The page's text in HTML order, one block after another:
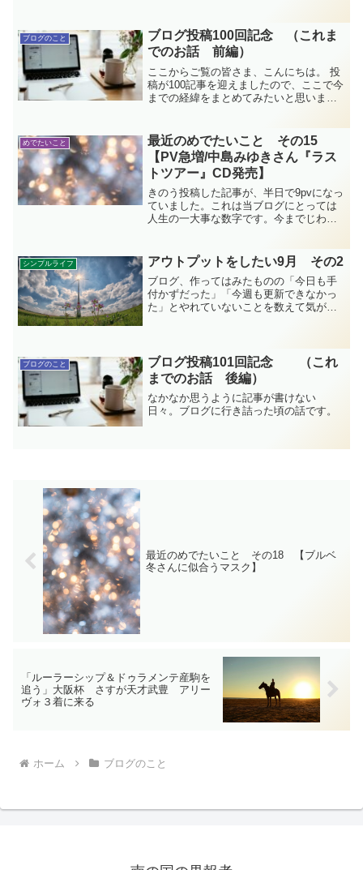
きさんの御威光があって成り立ってるわ
けですが…でも嬉しいなぁ。これからも
楽しみながら頑張ります。
ブログのこと
ブログ投稿100回記念 （これま
でのお話 前編）
ここからご覧の皆さま、こんにちは。 投
稿が100記事を迎えましたので、ここで今
までの経緯をまとめてみたいと思いま
ことにしました。…そしてすぐ…壁にぶ
ち当たることになります。
めでたいこと
最近のめでたいこと その15
【PV急増/中島みゆきさん『ラス
トツアー』CD発売】
きのう投稿した記事が、半日で9pvになっ
ていました。これは当ブログにとっては
人生の一大事な数字です。今までじわじ
カテゴリーの20位以内に入れると違うな
ぁ…。
シンプルライフ アウトプットをしたい9月 その2
ブログ、作ってはみたものの「今日も手
付かずだった」「今週も更新できなかっ
た」とやれていないことを数えて気が重
す。
ブログのこと
ブログ投稿101回記念 （これ
までのお話 後編）
なかなか思うように記事が書けない
日々。ブログに行き詰った頃の話です。
最近のめでたいこと その18 【ブルベ
冬さんに似合うマスク】
「ルーラーシップ＆ドゥラメンテ産駒を
追う」大阪杯 さすが天才武豊 アリー
ヴォ３着に来る
ホーム ブログのこと